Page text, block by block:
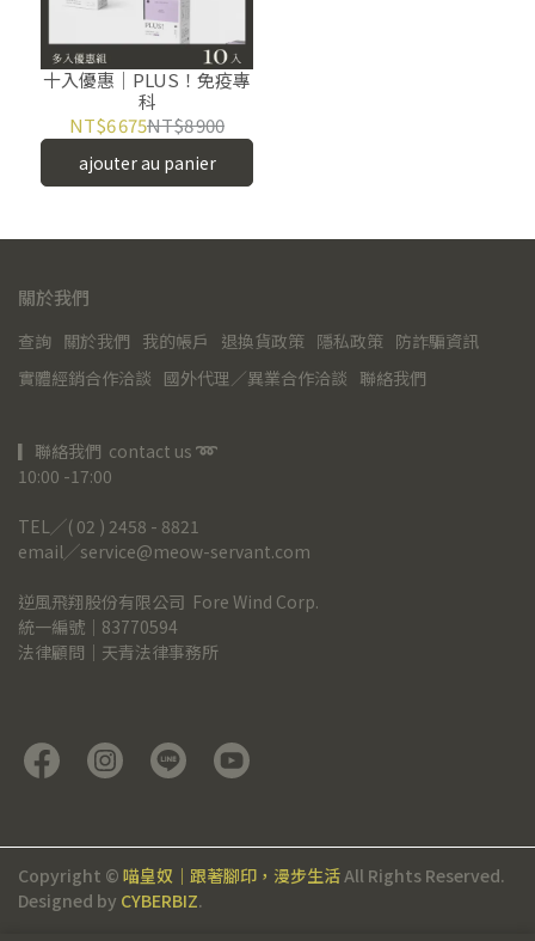
十入優惠｜PLUS！免疫專
科
NT$6 675NT$8 900
ajouter au panier
關於我們
查詢 關於我們 我的帳戶 退換貨政策 隱私政策 防詐騙資訊
實體經銷合作洽談 國外代理／異業合作洽談 聯絡我們
▎聯絡我們  contact us ➿
10:00 -17:00
TEL╱( 02 ) 2458 - 8821
email╱service@meow-servant.com
逆風飛翔股份有限公司  Fore Wind Corp.
統一編號｜83770594
法律顧問｜天青法律事務所
Copyright © 喵皇奴｜跟著腳印，漫步生活All Rights Reserved.
Designed by CYBERBIZ.